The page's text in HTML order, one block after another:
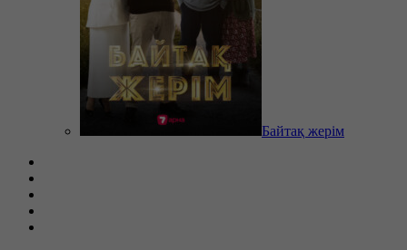
Байтақ жерім